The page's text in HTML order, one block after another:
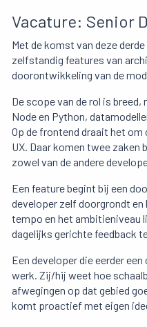
Vacature: Senior
Met de komst van deze
zelfstandig features van
doorontwikkeling van de
De scope van de rol is
Node en Python,
Op de frontend draait het
UX. Daar komen twee
zowel van de andere
Een feature begint bij een
developer zelf doorgrondt en
tempo en het ambitieniveau
dagelijks gerichte feedback
Een developer die eerder
werk. Zij/hij weet hoe
afwegingen op dat gebied
komt proactief met eigen